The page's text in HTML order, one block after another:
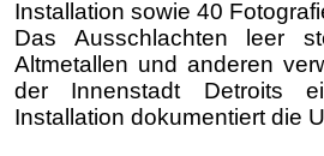
Installation sowie 40
Das Ausschlachten leer
Altmetallen und anderen
der Innenstadt Detroits
Installation dokumentiert die